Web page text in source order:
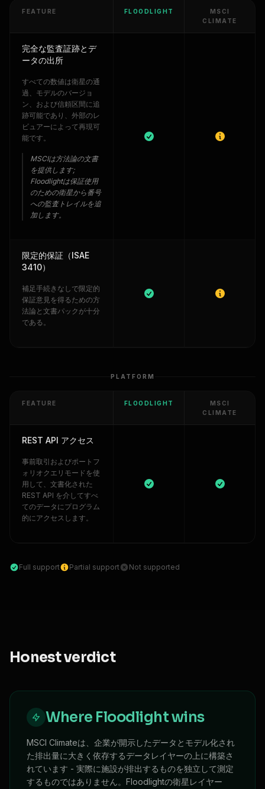
FEATURE FLOODLIGHT
MSCI
CLIMATE
完全な監査証跡とデ
ータの出所
すべての数値は衛星の通
過、モデルのバージョ
ン、および信頼区間に追
跡可能であり、外部のレ
ビュアーによって再現可
能です。
MSCIは方法論の文書
を提供します;
Floodlightは保証使用
のための衛星から番号
への監査トレイルを追
加します。
限定的保証（ISAE
3410）
補足手続きなしで限定的
保証意見を得るための方
法論と文書パックが十分
である。
PLATFORM
FEATURE FLOODLIGHT
MSCI
CLIMATE
REST API アクセス
事前取引およびポートフ
ォリオクエリモードを使
用して、文書化された
REST API を介してすべ
てのデータにプログラム
的にアクセスします。
Full support Partial support Not supported
Honest verdict
Where Floodlight wins
MSCI Climateは、企業が開示したデータとモデル化され
た排出量に大きく依存するデータレイヤーの上に構築さ
れています - 実際に施設が排出するものを独立して測定
するものではありません。Floodlightの衛星レイヤー